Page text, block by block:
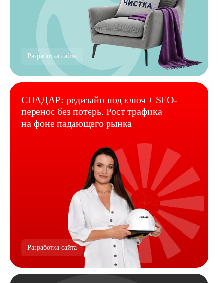
Разработка сайта
СПАДАР: редизайн под ключ + SEO-
перенос без потерь. Рост трафика
на фоне падающего рынка
Разработка сайта